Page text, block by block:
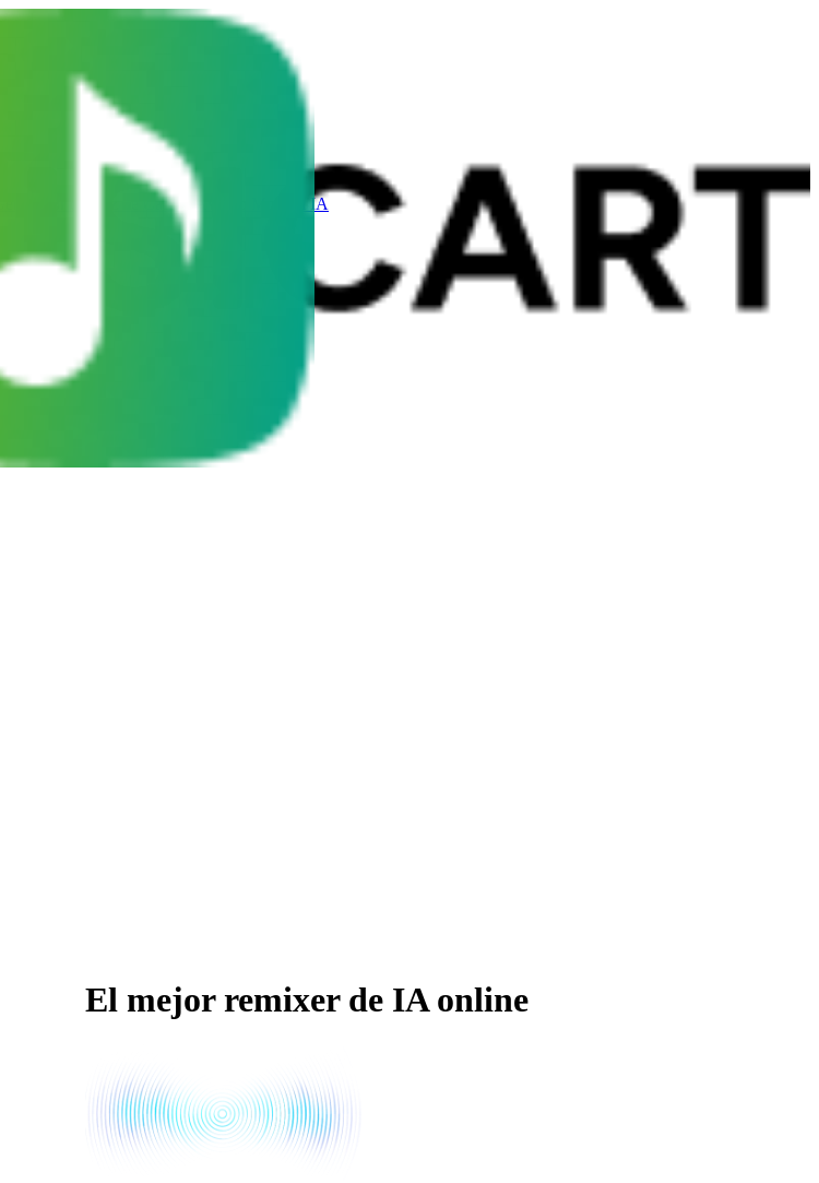
Generador de Voz de Canto IA
Video Musical IA
El mejor remixer de IA online